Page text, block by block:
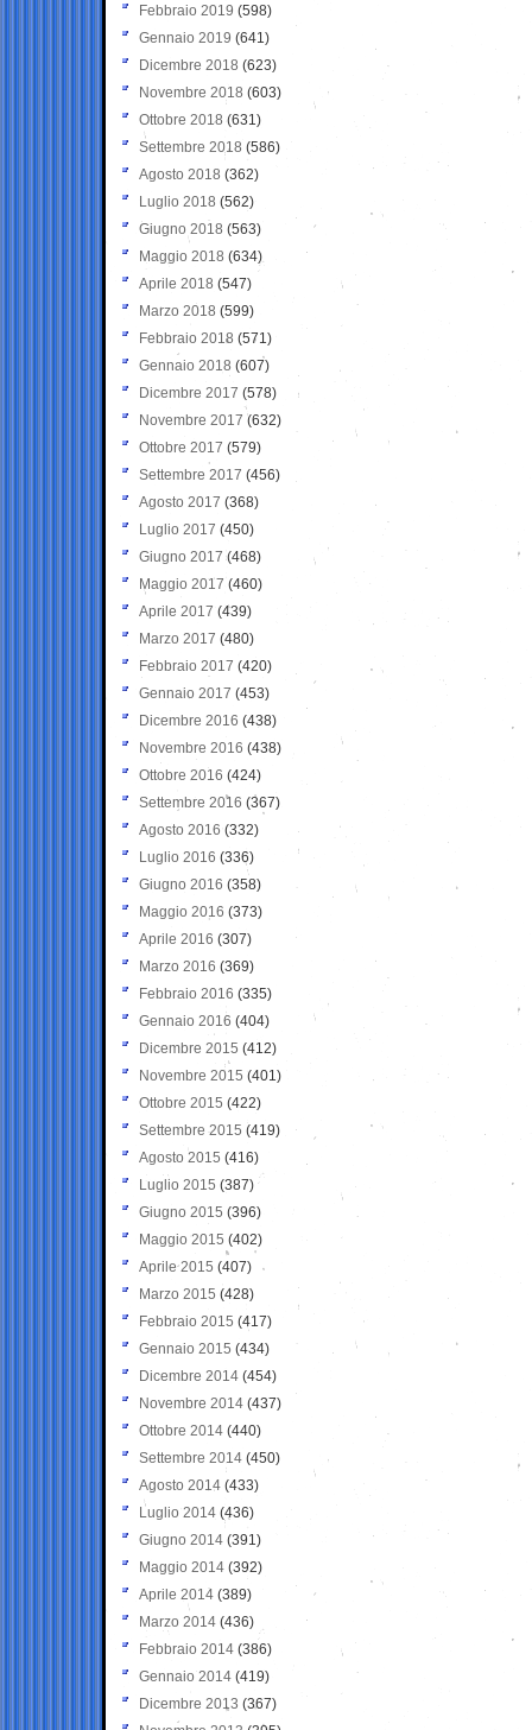
Febbraio 2019 (598)
Gennaio 2019 (641)
Dicembre 2018 (623)
Novembre 2018 (603)
Ottobre 2018 (631)
Settembre 2018 (586)
Agosto 2018 (362)
Luglio 2018 (562)
Giugno 2018 (563)
Maggio 2018 (634)
Aprile 2018 (547)
Marzo 2018 (599)
Febbraio 2018 (571)
Gennaio 2018 (607)
Dicembre 2017 (578)
Novembre 2017 (632)
Ottobre 2017 (579)
Settembre 2017 (456)
Agosto 2017 (368)
Luglio 2017 (450)
Giugno 2017 (468)
Maggio 2017 (460)
Aprile 2017 (439)
Marzo 2017 (480)
Febbraio 2017 (420)
Gennaio 2017 (453)
Dicembre 2016 (438)
Novembre 2016 (438)
Ottobre 2016 (424)
Settembre 2016 (367)
Agosto 2016 (332)
Luglio 2016 (336)
Giugno 2016 (358)
Maggio 2016 (373)
Aprile 2016 (307)
Marzo 2016 (369)
Febbraio 2016 (335)
Gennaio 2016 (404)
Dicembre 2015 (412)
Novembre 2015 (401)
Ottobre 2015 (422)
Settembre 2015 (419)
Agosto 2015 (416)
Luglio 2015 (387)
Giugno 2015 (396)
Maggio 2015 (402)
Aprile 2015 (407)
Marzo 2015 (428)
Febbraio 2015 (417)
Gennaio 2015 (434)
Dicembre 2014 (454)
Novembre 2014 (437)
Ottobre 2014 (440)
Settembre 2014 (450)
Agosto 2014 (433)
Luglio 2014 (436)
Giugno 2014 (391)
Maggio 2014 (392)
Aprile 2014 (389)
Marzo 2014 (436)
Febbraio 2014 (386)
Gennaio 2014 (419)
Dicembre 2013 (367)